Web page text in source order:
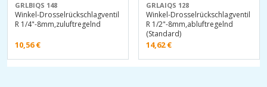
GRLBIQS 148
Winkel-Drosselrückschlagventil
R 1/4"-8mm,zuluftregelnd
10,56€
GRLAIQS 128
Winkel-Drosselrückschlagventil
R 1/2"-8mm,abluftregelnd
(Standard)
14,62€